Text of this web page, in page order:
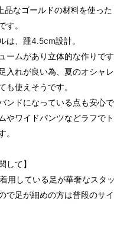
品なゴールドの材料を使っ
す。
は、踵4.5cm設計。
ームがあり立体的な作りで
入れが良い為、夏のオシャ
も使えそうです。
ンドになっている点も安心で
やワイドパンツなどラフで
。
して】
用している足が華奢なスタ
で足が細めの方は普段のサ